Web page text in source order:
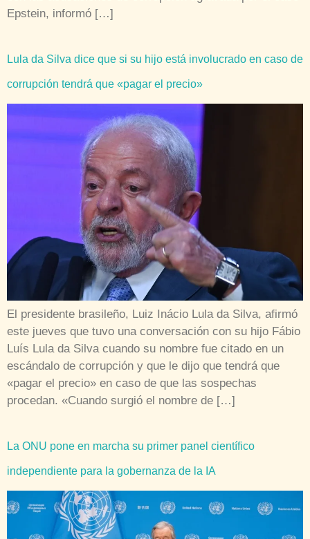
Epstein, informó […]
Lula da Silva dice que si su hijo está involucrado en caso de
corrupción tendrá que «pagar el precio»
El presidente brasileño, Luiz Inácio Lula da Silva, afirmó
este jueves que tuvo una conversación con su hijo Fábio
Luís Lula da Silva cuando su nombre fue citado en un
escándalo de corrupción y que le dijo que tendrá que
«pagar el precio» en caso de que las sospechas
procedan. «Cuando surgió el nombre de […]
La ONU pone en marcha su primer panel científico
independiente para la gobernanza de la IA